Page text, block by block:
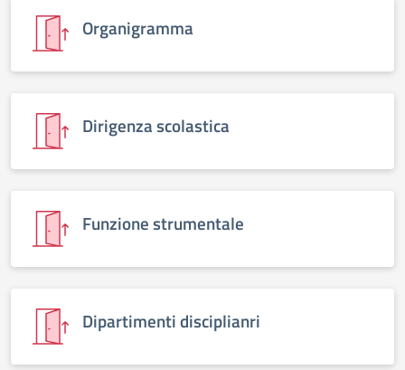
Organigramma
Dirigenza scolastica
Funzione strumentale
Dipartimenti disciplianri